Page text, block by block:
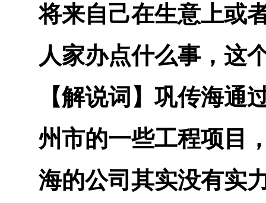
将来自己在生意上或
人家办点什么事，这
【解说词】巩传海通
州市的一些工程项目
海的公司其实没有实